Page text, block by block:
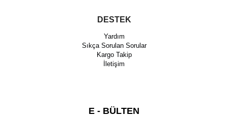
DESTEK
Yardım
Sıkça Sorulan Sorular
Kargo Takip
İletişim
E - BÜLTEN